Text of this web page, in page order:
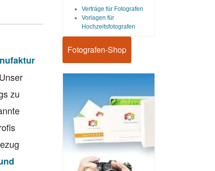
zu
Verträge für Fotografen
Vorlagen für
Hochzeitsfotografen
Fotografen-Shop